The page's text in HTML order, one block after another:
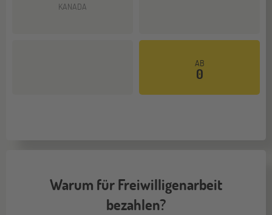
KANADA
AB
0
Warum für Freiwilligenarbeit
bezahlen?